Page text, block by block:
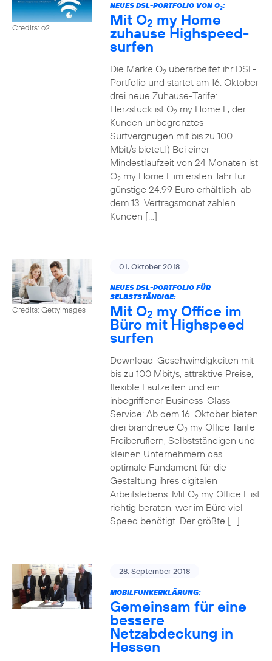
Credits: o2
NEUES DSL-PORTFOLIO VON O2:
Mit O2 my Home
zuhause Highspeed-
surfen
Die Marke O2überarbeitet ihr DSL-
Portfolio und startet am 16. Oktober
drei neue Zuhause-Tarife:
Herzstück ist O2my Home L, der
Kunden unbegrenztes
Surfvergnügen mit bis zu 100
Mbit/s bietet.1) Bei einer
Mindestlaufzeit von 24 Monaten ist
O2my Home L im ersten Jahr für
günstige 24,99 Euro erhältlich, ab
dem 13. Vertragsmonat zahlen
Kunden […]
Credits: Gettyimages
01. Oktober 2018
NEUES DSL-PORTFOLIO FÜR
SELBSTSTÄNDIGE:
Mit O2 my Office im
Büro mit Highspeed
surfen
Download-Geschwindigkeiten mit
bis zu 100 Mbit/s, attraktive Preise,
flexible Laufzeiten und ein
inbegriffener Business-Class-
Service: Ab dem 16. Oktober bieten
drei brandneue O2my Office Tarife
Freiberuflern, Selbstständigen und
kleinen Unternehmern das
optimale Fundament für die
Gestaltung ihres digitalen
Arbeitslebens. Mit O2my Office L ist
richtig beraten, wer im Büro viel
Speed benötigt. Der größte […]
28. September 2018
MOBILFUNKERKLÄRUNG:
Gemeinsam für eine
bessere
Netzabdeckung in
Hessen